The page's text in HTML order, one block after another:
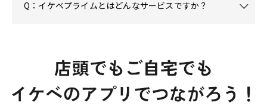
Q：イケベプライムとはどんなサービスですか？